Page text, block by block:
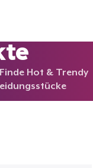
Hot & Trendy